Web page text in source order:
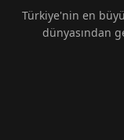
Türkiye'nin en
dünyasından